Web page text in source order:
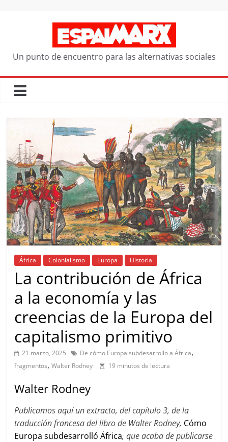
Un punto de encuentro para las alternativas sociales
África Colonialismo Europa Historia
La contribución de África
a la economía y las
creencias de la Europa del
capitalismo primitivo
21 marzo, 2025 De cómo Europa subdesarrollo a África,
fragmentos,Walter Rodney 19 minutos de lectura
Walter Rodney
Publicamos aquí un extracto, del capítulo 3, de la
traducción francesa del libro de Walter Rodney, Cómo
Europa subdesarrolló África, que acaba de publicarse